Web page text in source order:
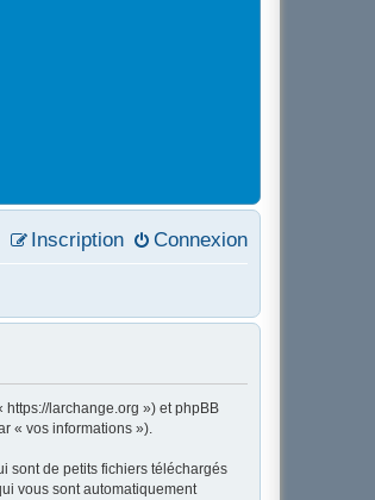
Connexion
Inscription
larchange.org ») et phpBB
« vos informations »).
sont de petits fichiers téléchargés
vous sont automatiquement